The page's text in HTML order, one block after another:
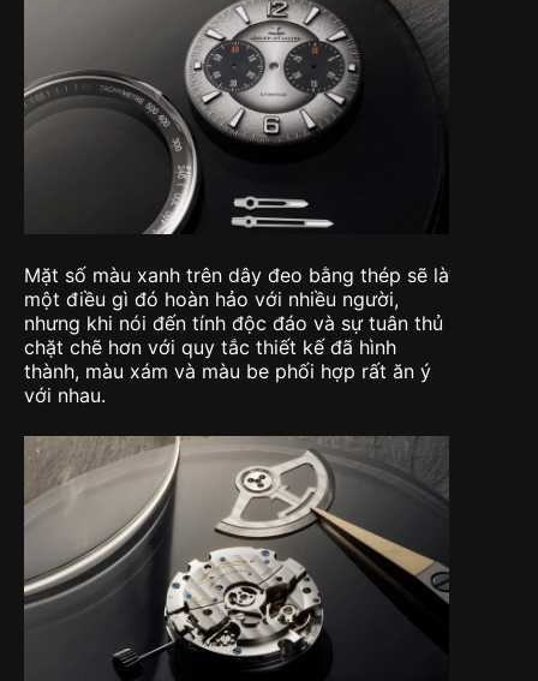
Mặt số màu xanh trên dây đeo bằng thép sẽ là
một điều gì đó hoàn hảo với nhiều người,
nhưng khi nói đến tính độc đáo và sự tuân thủ
chặt chẽ hơn với quy tắc thiết kế đã hình
thành, màu xám và màu be phối hợp rất ăn ý
với nhau.